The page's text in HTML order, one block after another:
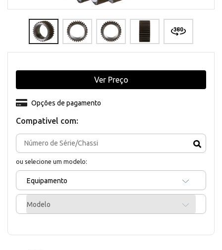
Compativel com:
ou selecione um modelo:
Equipamento
Modelo
Opções de pagamento
Ver Preço